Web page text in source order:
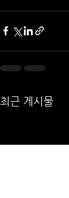
최근 게시물